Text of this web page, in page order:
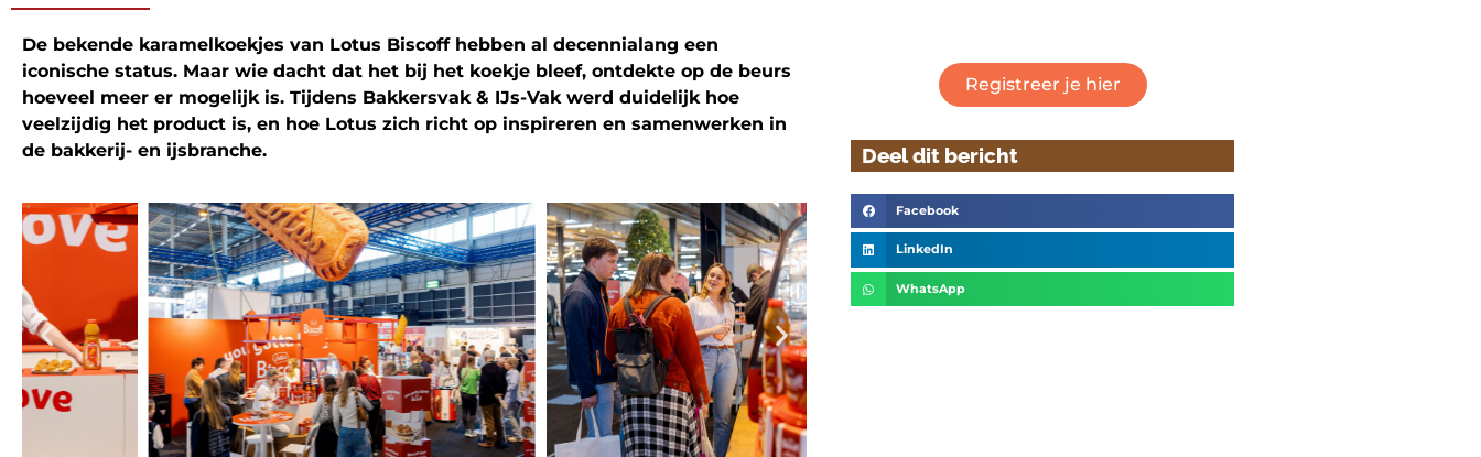
De bekende karamelkoekjes van Lotus Biscoff hebben al decennialang een
iconische status. Maar wie dacht dat het bij het koekje bleef, ontdekte op de beurs
hoeveel meer er mogelijk is. Tijdens Bakkersvak & IJs-Vak werd duidelijk hoe
veelzijdig het product is, en hoe Lotus zich richt op inspireren en samenwerken in
de bakkerij- en ijsbranche.
Registreer je hier
Deel dit bericht
Facebook
LinkedIn
WhatsApp